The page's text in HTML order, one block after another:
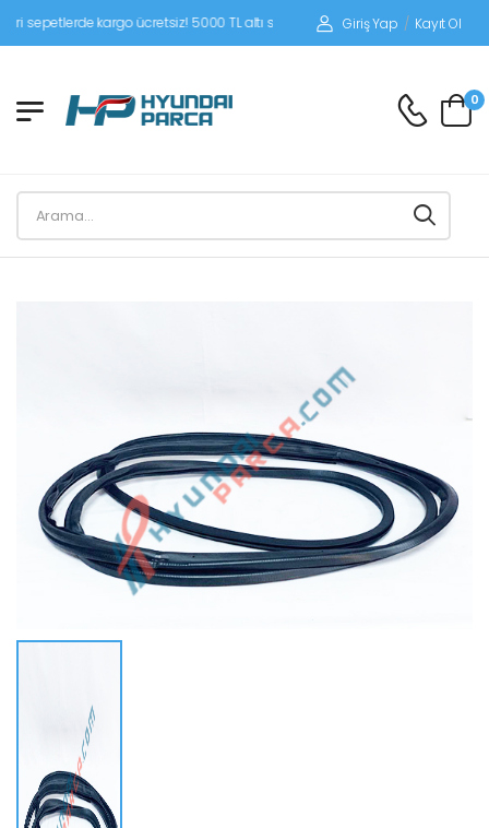
kargo ücretsiz! 5000 TL altı siparişlerinizde siparişleriniz alıcı
Giriş Yap / Kayıt Ol
0